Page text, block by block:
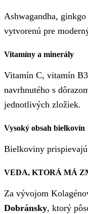
Ashwagandha,
vytvorenú pre
Vitamíny a minerály
Vitamín C, vitamín
navrhnutého s
jednotlivých zložiek.
Vysoký obsah bielkovín
Bielkoviny
VEDA, KTORÁ MÁ
Za vývojom
Dobránsky, ktorý